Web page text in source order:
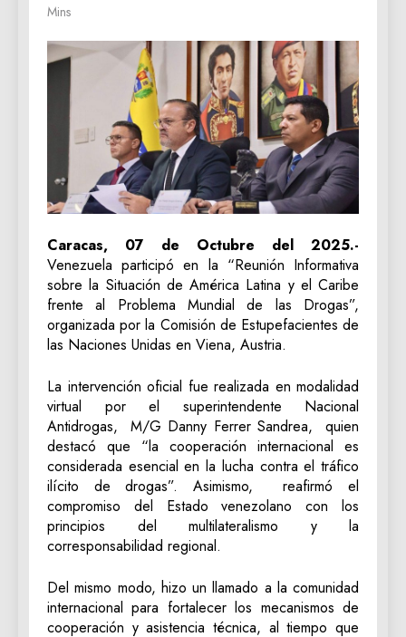
Mins
Caracas, 07 de Octubre del 2025.-
Venezuela participó en la “Reunión Informativa
sobre la Situación de América Latina y el Caribe
frente al Problema Mundial de las Drogas”,
organizada por la Comisión de Estupefacientes de
las Naciones Unidas en Viena, Austria.
La intervención oficial fue realizada en modalidad
virtual por el superintendente Nacional
Antidrogas, M/G Danny Ferrer Sandrea, quien
destacó que “la cooperación internacional es
considerada esencial en la lucha contra el tráfico
ilícito de drogas”. Asimismo, reafirmó el
compromiso del Estado venezolano con los
principios del multilateralismo y la
corresponsabilidad regional.
Del mismo modo, hizo un llamado a la comunidad
internacional para fortalecer los mecanismos de
cooperación y asistencia técnica, al tiempo que